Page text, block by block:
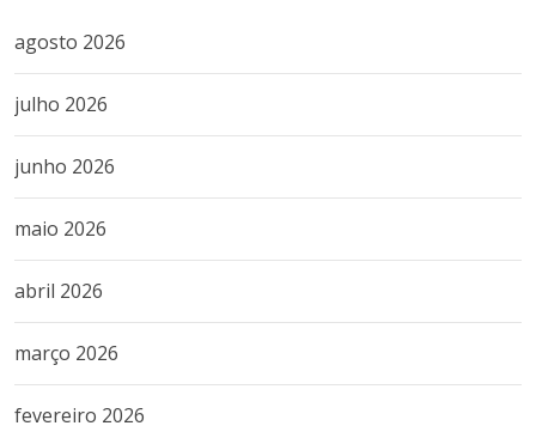
agosto 2026
julho 2026
junho 2026
maio 2026
abril 2026
março 2026
fevereiro 2026